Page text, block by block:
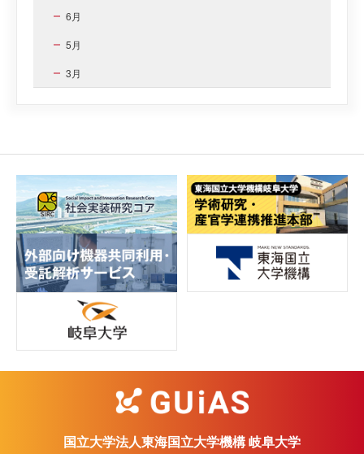
6月
5月
3月
国立大学法人東海国立大学機構 岐阜大学